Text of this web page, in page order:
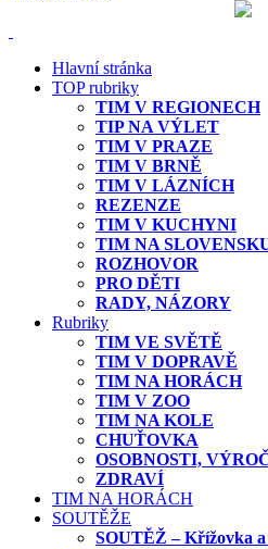
Hlavní stránka
TOP rubriky
TIM V REGIONECH
TIP NA VÝLET
TIM V PRAZE
TIM V BRNĚ
TIM V LÁZNÍCH
REZENZE
TIM V KUCHYNI
TIM NA
ROZHOVOR
PRO DĚTI
RADY, NÁZORY
Rubriky
TIM VE SVĚTĚ
TIM V DOPRAVĚ
TIM NA HORÁCH
TIM V ZOO
TIM NA KOLE
CHUŤOVKA
OSOBNOSTI,
ZDRAVÍ
TIM NA HORÁCH
SOUTĚŽE
SOUTĚŽ – Křížovka a